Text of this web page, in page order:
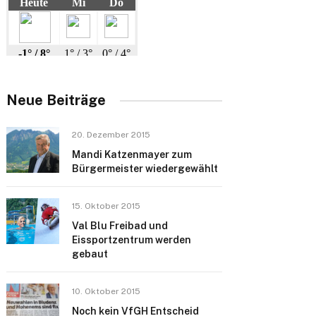
Neue Beiträge
20. Dezember 2015
Mandi Katzenmayer zum
Bürgermeister wiedergewählt
15. Oktober 2015
Val Blu Freibad und
Eissportzentrum werden
gebaut
10. Oktober 2015
Noch kein VfGH Entscheid